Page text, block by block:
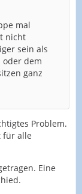
mal
nicht
sein als
oder dem
ganz
Problem.
für alle
Eine